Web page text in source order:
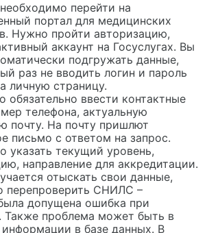
перейти на
портал для медицинских
Нужно пройти авторизацию,
аккаунт на Госуслугах. Вы
подгружать данные,
раз не вводить логин и пароль
личную страницу.
обязательно ввести контактные
телефона, актуальную
почту. На почту пришлют
письмо с ответом на запрос.
указать текущий уровень,
направление для аккредитации.
отыскать свои данные,
перепроверить СНИЛС –
допущена ошибка при
Также проблема может быть в
информации в базе данных. В